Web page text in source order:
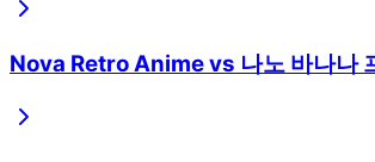
Nova Retro Animevs 나노 바나나